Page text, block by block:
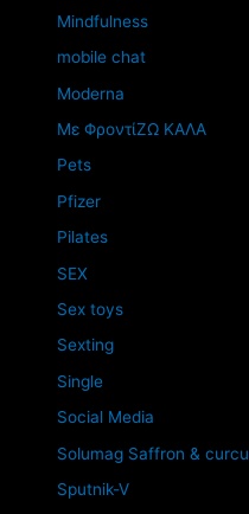
Mindfulness
mobile chat
Moderna
Mε ΦροντίΖΩ ΚΑΛΑ
Pets
Pfizer
Pilates
SEX
Sex toys
Sexting
Single
Social Media
Solumag Saffron &
Sputnik-V